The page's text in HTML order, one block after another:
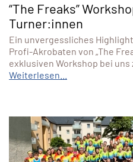
“The Freaks”
Turner:innen
Ein unvergessliches
Profi-Akrobaten von „The
exklusiven Workshop bei uns
Weiterlesen...